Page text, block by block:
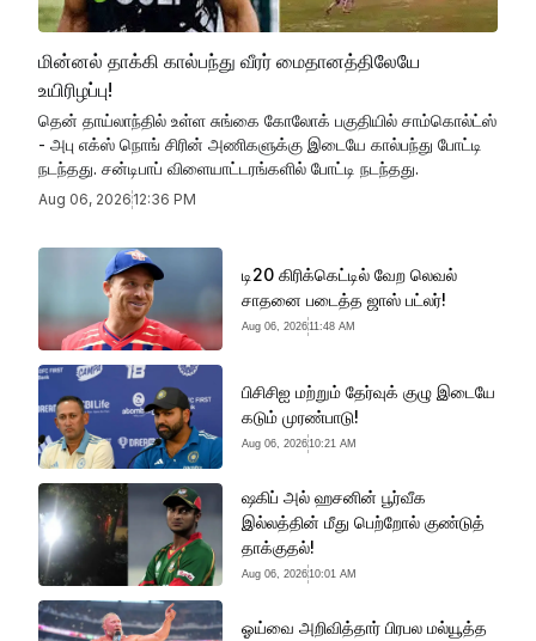
மின்னல் தாக்கி கால்பந்து வீரர் மைதானத்திலேயே
உயிரிழப்பு!
தென் தாய்லாந்தில் உள்ள சுங்கை கோலோக் பகுதியில் சாம்கொல்ட்ஸ்
- அபு எக்ஸ் நொங் சிரின் அணிகளுக்கு இடையே கால்பந்து போட்டி
நடந்தது. சன்டிபாப் விளையாட்டரங்களில் போட்டி நடந்தது.
Aug 06, 2026 12:36 PM
டி20 கிரிக்கெட்டில் வேற லெவல்
சாதனை படைத்த ஜாஸ் பட்லர்!
Aug 06, 202611:48 AM
பிசிசிஐ மற்றும் தேர்வுக் குழு இடையே
கடும் முரண்பாடு!
Aug 06, 202610:21 AM
ஷகிப் அல் ஹசனின் பூர்வீக
இல்லத்தின் மீது பெற்றோல் குண்டுத்
தாக்குதல்!
Aug 06, 202610:01 AM
ஓய்வை அறிவித்தார் பிரபல மல்யூத்த